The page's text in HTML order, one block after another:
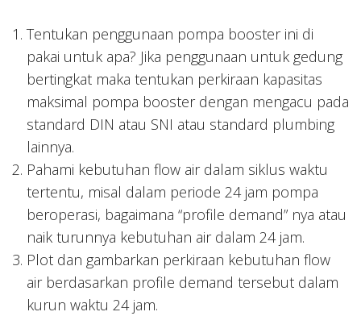
Tentukan penggunaan pompa booster ini di
pakai untuk apa? Jika penggunaan untuk gedung
bertingkat maka tentukan perkiraan kapasitas
maksimal pompa booster dengan mengacu pada
standard DIN atau SNI atau standard plumbing
lainnya.
Pahami kebutuhan flow air dalam siklus waktu
tertentu, misal dalam periode 24 jam pompa
beroperasi, bagaimana “profile demand” nya atau
naik turunnya kebutuhan air dalam 24 jam.
Plot dan gambarkan perkiraan kebutuhan flow
air berdasarkan profile demand tersebut dalam
kurun waktu 24 jam.